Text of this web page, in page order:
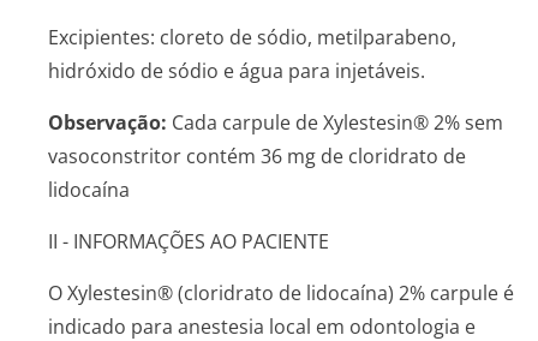
Excipientes: cloreto de sódio, metilparabeno,
hidróxido de sódio e água para injetáveis.
Observação: Cada carpule de Xylestesin® 2% sem
vasoconstritor contém 36 mg de cloridrato de
lidocaína
II - INFORMAÇÕES AO PACIENTE
O Xylestesin® (cloridrato de lidocaína) 2% carpule é
indicado para anestesia local em odontologia e